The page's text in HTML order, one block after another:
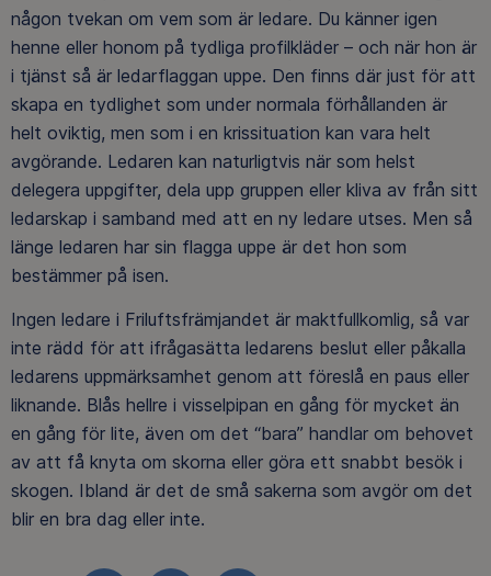
någon tvekan om vem som är ledare. Du känner igen
henne eller honom på tydliga profilkläder – och när hon är
i tjänst så är ledarflaggan uppe. Den finns där just för att
skapa en tydlighet som under normala förhållanden är
helt oviktig, men som i en krissituation kan vara helt
avgörande. Ledaren kan naturligtvis när som helst
delegera uppgifter, dela upp gruppen eller kliva av från sitt
ledarskap i samband med att en ny ledare utses. Men så
länge ledaren har sin flagga uppe är det hon som
bestämmer på isen.
Ingen ledare i Friluftsfrämjandet är maktfullkomlig, så var
inte rädd för att ifrågasätta ledarens beslut eller påkalla
ledarens uppmärksamhet genom att föreslå en paus eller
liknande. Blås hellre i visselpipan en gång för mycket än
en gång för lite, även om det “bara” handlar om behovet
av att få knyta om skorna eller göra ett snabbt besök i
skogen. Ibland är det de små sakerna som avgör om det
blir en bra dag eller inte.